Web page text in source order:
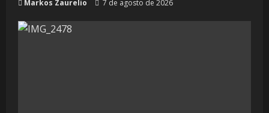
Markos Zaurelio 7 de agosto de 2026